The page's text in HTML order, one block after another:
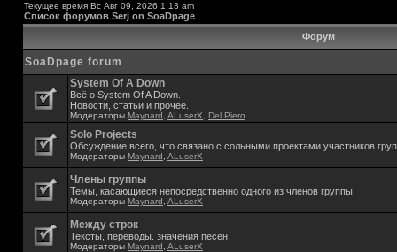
Текущее время Вс Авг 09, 2026 1:13 am
Список форумов Serj on SoaDpage
Форум
SoaDpage forum
System Of A Down
Всё о System Of A Down.
Новости, статьи и прочее.
Модераторы Maynard ALuserX Del Piero
Solo Projects
Обсуждение всего, что связано с сольными проектами участников
Модераторы Maynard ALuserX
Члены группы
Темы, касающиеся непосредственно одного из членов группы.
Модераторы Maynard ALuserX
Между строк
Тексты, переводы. значения песен
Модераторы Maynard ALuserX